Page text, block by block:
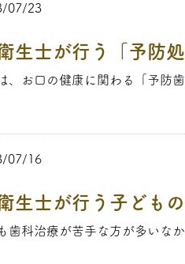
07/23
生士が行う「予防
、お口の健康に関わる「予防
07/16
生士が行う子ども
歯科治療が苦手な方が多いな